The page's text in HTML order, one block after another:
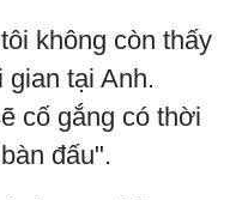
không còn thấy
gian tại Anh.
cố gắng có thời
đấu".